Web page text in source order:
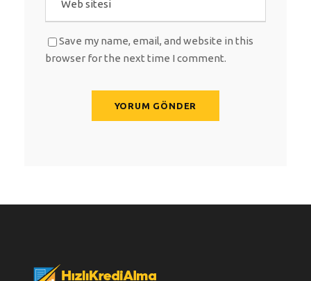
Save my name, email, and website in this
browser for the next time I comment.